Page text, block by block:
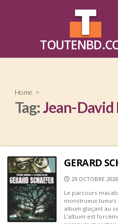
Home >
Tag:Jean-
GERARD
PUBLISHED
29 OCTOBRE 2020
Le parcours
monstrueux tueurs
album glaçant au
L’album est